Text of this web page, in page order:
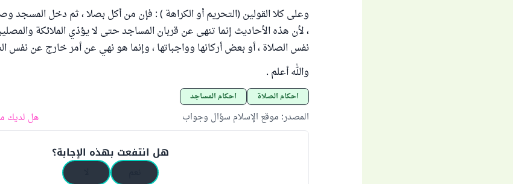
وعلى كلا القولين (التحريم أو الكراهة ) : فإن من أكل بصلا ، ثم دخل
، لأن هذه الأحاديث إنما تنهى عن قربان المساجد حتى لا يؤذي الملائكة
نفس الصلاة ، أو بعض أركانها وواجباتها ، وإنما هو نهي عن أمر خارج عن نفس
والله أعلم .
أحكام الصلاة أحكام المساجد
المصدر: موقع الإسلام سؤال وجواب هل لديك
هل انتفعت بهذه الإجابة؟